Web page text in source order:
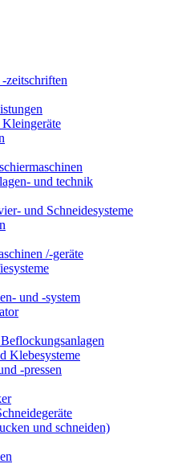
zeitschriften
und technik
und Schneidesysteme
/-geräte
und -system
Klebesysteme
-pressen
und schneiden)